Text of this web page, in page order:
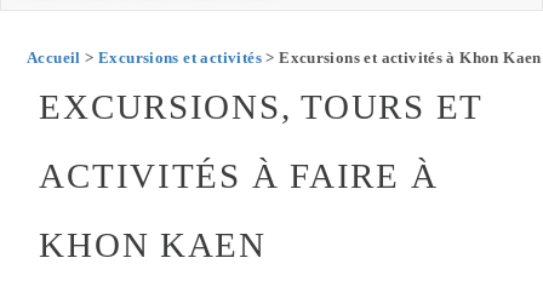
Accueil > Excursions et activités> Excursions et activités à Khon Kaen
EXCURSIONS, TOURS ET
ACTIVITÉS À FAIRE À
KHON KAEN